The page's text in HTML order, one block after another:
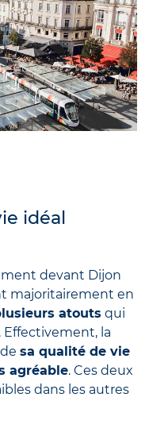
idéal
devant Dijon
majoritairement en
atouts qui
la
sa qualité de vie
agréable. Ces deux
dans les autres